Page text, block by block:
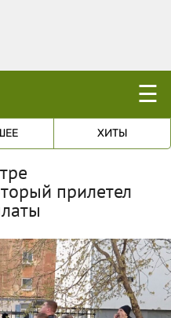
☰
ХИТЫ
прилетел